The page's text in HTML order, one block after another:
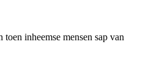
inheemse mensen sap van